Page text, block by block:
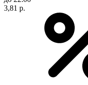
3,81 р.